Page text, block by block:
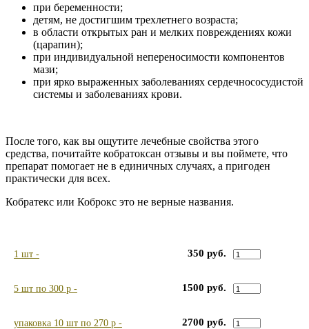
при беременности;
детям, не достигшим трехлетнего возраста;
в области открытых ран и мелких повреждениях кожи
(царапин);
при индивидуальной непереносимости компонентов
мази;
при ярко выраженных заболеваниях сердечнососудистой
системы и заболеваниях крови.
После того, как вы ощутите лечебные свойства этого
средства, почитайте кобратоксан отзывы и вы поймете, что
препарат помогает не в единичных случаях, а пригоден
практически для всех.
Кобратекс или Коброкс это не верные названия.
1 шт - 350 руб.
5 шт по 300 р - 1500 руб.
упаковка 10 шт по 270 р - 2700 руб.